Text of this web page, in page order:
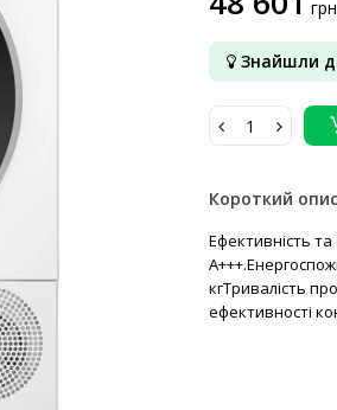
грн
Знайшли
Короткий опис
Ефективність
кгТривалість
ефективності